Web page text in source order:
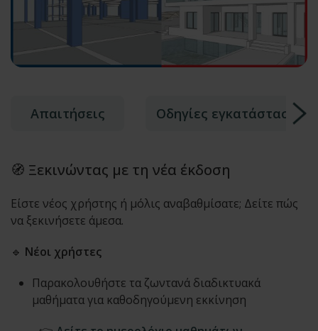
Απαιτήσεις Οδηγίες εγκατάστασης
🧭 Ξεκινώντας με τη νέα έκδοση
Είστε νέος χρήστης ή μόλις αναβαθμίσατε; Δείτε πώς
να ξεκινήσετε άμεσα.
🔹 Νέοι χρήστες
Παρακολουθήστε τα ζωντανά διαδικτυακά
μαθήματα για καθοδηγούμενη εκκίνηση